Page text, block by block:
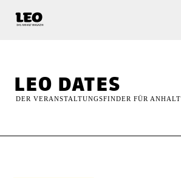
leo dates
DER VERANSTALTUNGSFINDER FÜR ANHALT